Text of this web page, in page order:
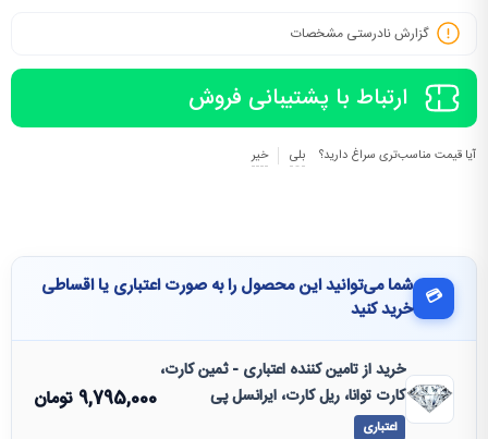
گزارش نادرستی مشخصات
ارتباط با پشتیبانی فروش
آیا قیمت مناسب‌تری سراغ دارید؟ بلی خیر
💳 شما می‌توانید این محصول را به صورت اعتباری یا اقساطی
خرید کنید
خرید از تامین کننده اعتباری - ثمین کارت،
کارت توانا، ریل کارت، ایرانسل پی
اعتباری
9,795,000 تومان